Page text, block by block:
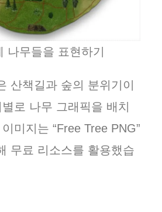
나무들을 표현하기
산책길과 숲의 분위기이
로 나무 그래픽을 배치
미지는 “Free Tree PNG”
무료 리소스를 활용했습